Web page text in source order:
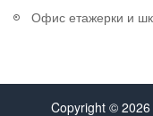
Офис етажерки и
Copyright © 2026